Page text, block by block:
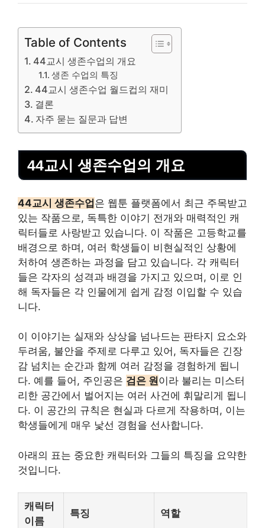
Table of Contents
44교시 생존수업의 개요
생존 수업의 특징
44교시 생존수업 월드컵의 재미
결론
자주 묻는 질문과 답변
44교시 생존수업의 개요
44교시 생존수업은 웹툰 플랫폼에서 최근 주목받고
있는 작품으로, 독특한 이야기 전개와 매력적인 캐
릭터들로 사랑받고 있습니다. 이 작품은 고등학교를
배경으로 하며, 여러 학생들이 비현실적인 상황에
처하여 생존하는 과정을 담고 있습니다. 각 캐릭터
들은 각자의 성격과 배경을 가지고 있으며, 이로 인
해 독자들은 각 인물에게 쉽게 감정 이입할 수 있습
니다.
이 이야기는 실재와 상상을 넘나드는 판타지 요소와
두려움, 불안을 주제로 다루고 있어, 독자들은 긴장
감 넘치는 순간과 함께 여러 감정을 경험하게 됩니
다. 예를 들어, 주인공은 검은 원이라 불리는 미스터
리한 공간에서 벌어지는 여러 사건에 휘말리게 됩니
다. 이 공간의 규칙은 현실과 다르게 작용하며, 이는
학생들에게 매우 낯선 경험을 선사합니다.
아래의 표는 중요한 캐릭터와 그들의 특징을 요약한
것입니다.
캐릭터
이름
특징 역할